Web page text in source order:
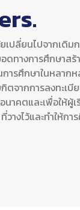
ปลี่ยนไปจากเดิม
ดทางการศึกษาส
รศึกษาในหลาก
กิตจากการลง
นาคตและเพื่อให้
วางไว้และทำให้ก